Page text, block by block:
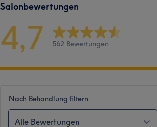
Salonbewertungen
4,7 562 Bewertungen
Nach Behandlung filtern
Alle Bewertungen